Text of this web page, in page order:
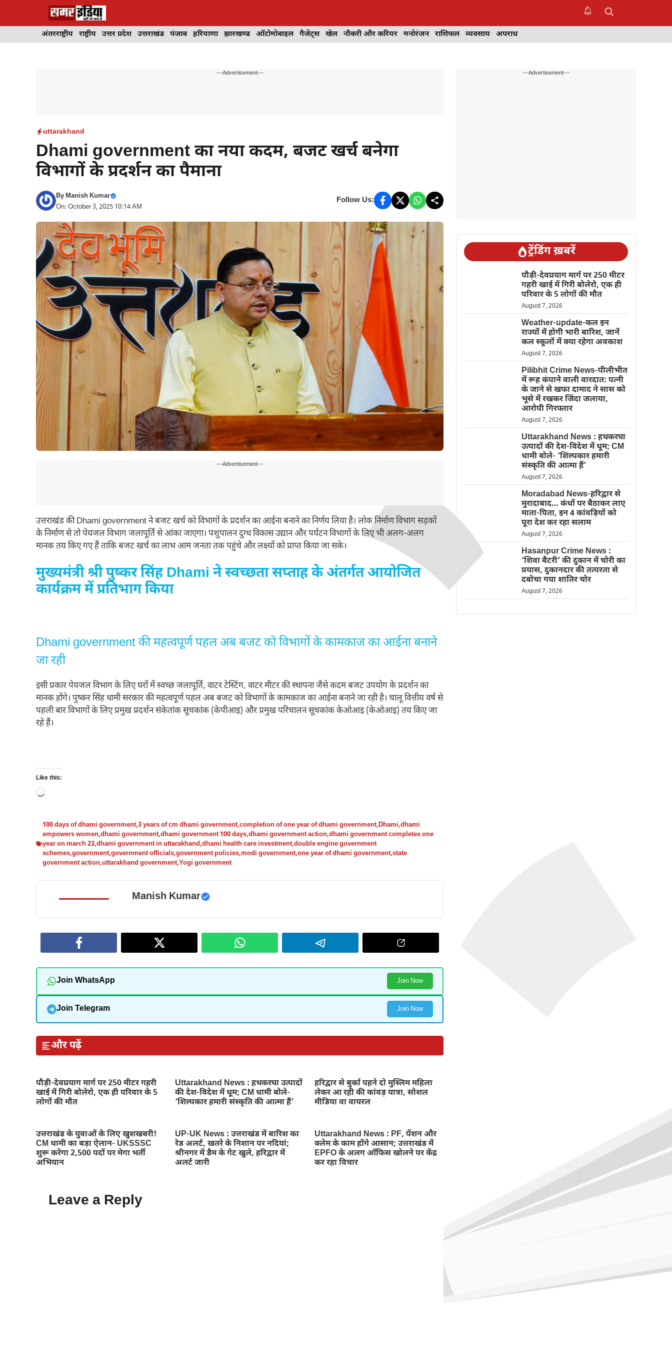
अंतरराष्ट्रीय राष्ट्रीय उत्तर प्रदेश उत्तराखंड पंजाब हरियाणा झारखण्ड ऑटोमोबाइल गैजेट्स खेल नौकरी और करियर मनोरंजन राशिफल व्यवसाय अपराध
---Advertisement---
uttarakhand
Dhami government का नया कदम, बजट खर्च बनेगा
विभागों के प्रदर्शन का पैमाना
ByManish Kumar
On: October 3, 2025 10:14 AM
Follow Us:
---Advertisement---
उत्तराखंड की Dhami government ने बजट खर्च को विभागों के प्रदर्शन का आईना बनाने का निर्णय लिया है। लोक निर्माण विभाग सड़कों
के निर्माण से तो पेयजल विभाग जलापूर्ति से आंका जाएगा। पशुपालन दुग्ध विकास उद्यान और पर्यटन विभागों के लिए भी अलग-अलग
मानक तय किए गए हैं ताकि बजट खर्च का लाभ आम जनता तक पहुंचे और लक्ष्यों को प्राप्त किया जा सके।
मुख्यमंत्री श्री पुष्कर सिंह Dhami ने स्वच्छता सप्ताह के अंतर्गत आयोजित
कार्यक्रम में प्रतिभाग किया
Dhami government की महत्वपूर्ण पहल अब बजट को विभागों के कामकाज का आईना बनाने
जा रही
इसी प्रकार पेयजल विभाग के लिए घरों में स्वच्छ जलापूर्ति, वाटर टेस्टिंग, वाटर मीटर की स्थापना जैसे कदम बजट उपयोग के प्रदर्शन का
मानक होंगे। पुष्कर सिंह धामी सरकार की महत्वपूर्ण पहल अब बजट को विभागों के कामकाज का आईना बनाने जा रही है। चालू वित्तीय वर्ष से
पहली बार विभागों के लिए प्रमुख प्रदर्शन संकेतांक सूचकांक (केपीआइ) और प्रमुख परिचालन सूचकांक केओआइ (केओआइ) तय किए जा
रहे हैं।
Like this:
Loading…
100 days of dhami government,3 years of cm dhami government,completion of one year of dhami government,Dhami,dhami
empowers women,dhami government,dhami government 100 days,dhami government action,dhami government completes one
year on march 23,dhami government in uttarakhand,dhami health care investment,double engine government
schemes,government,government officials,government policies,modi government,one year of dhami government,state
government action,uttarakhand government,Yogi government
Manish Kumar
Join WhatsApp Join Now
Join Telegram Join Now
और पढ़ें
पौड़ी-देवप्रयाग मार्ग पर 250 मीटर गहरी
खाई में गिरी बोलेरो, एक ही परिवार के 5
लोगों की मौत
Uttarakhand News : हथकरघा उत्पादों
की देश-विदेश में धूम; CM धामी बोले-
‘शिल्पकार हमारी संस्कृति की आत्मा हैं’
हरिद्वार से बुर्का पहने दो मुस्लिम महिला
लेकर आ रही की कांवड़ यात्रा, सोशल
मीडिया वा वायरल
उत्तराखंड के युवाओं के लिए खुशखबरी!
CM धामी का बड़ा ऐलान- UKSSSC
शुरू करेगा 2,500 पदों पर मेगा भर्ती
अभियान
UP-UK News : उत्तराखंड में बारिश का
रेड अलर्ट, खतरे के निशान पर नदियां;
श्रीनगर में डैम के गेट खुले, हरिद्वार में
अलर्ट जारी
Uttarakhand News : PF, पेंशन और
क्लेम के काम होंगे आसान; उत्तराखंड में
EPFO के अलग ऑफिस खोलने पर केंद्र
कर रहा विचार
Leave a Reply
---Advertisement---
ट्रेंडिंग ख़बरें
पौड़ी-देवप्रयाग मार्ग पर 250 मीटर
गहरी खाई में गिरी बोलेरो, एक ही
परिवार के 5 लोगों की मौत
August 7, 2026
Weather-update-कल इन
राज्यों में होगी भारी बारिश, जानें
कल स्कूलों में क्या रहेगा अवकाश
August 7, 2026
Pilibhit Crime News-पीलीभीत
में रूह कंपाने वाली वारदात: पत्नी
के जाने से खफा दामाद ने सास को
भूसे में रखकर जिंदा जलाया,
आरोपी गिरफ्तार
August 7, 2026
Uttarakhand News : हथकरघा
उत्पादों की देश-विदेश में धूम; CM
धामी बोले- ‘शिल्पकार हमारी
संस्कृति की आत्मा हैं’
August 7, 2026
Moradabad News-हरिद्वार से
मुरादाबाद… कंधों पर बैठाकर लाए
माता-पिता, इन 4 कांवड़ियों को
पूरा देश कर रहा सलाम
August 7, 2026
Hasanpur Crime News :
‘शिवा बैटरी’ की दुकान में चोरी का
प्रयास, दुकानदार की तत्परता से
दबोचा गया शातिर चोर
August 7, 2026